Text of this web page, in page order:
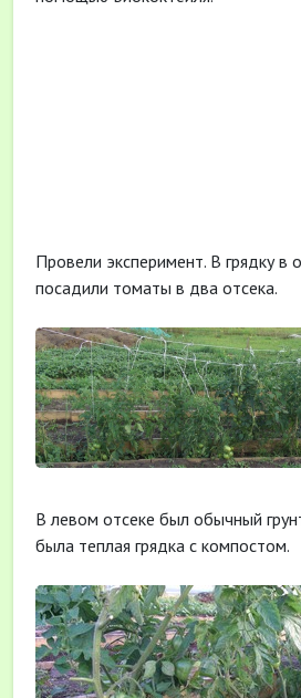
Провели эксперимент. В грядку в
посадили томаты в два отсека.
В левом отсеке был обычный
была теплая грядка с компостом.